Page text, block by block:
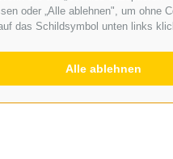
oder „Alle ablehnen", um
das Schildsymbol unten links
Alle ablehnen